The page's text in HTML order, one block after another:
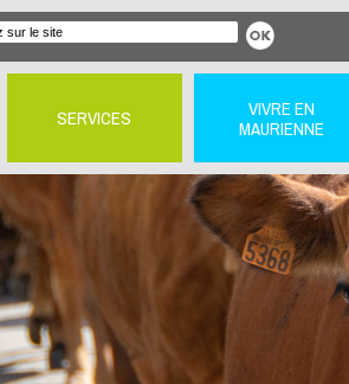
SERVICES
VIVRE EN
MAURIENNE